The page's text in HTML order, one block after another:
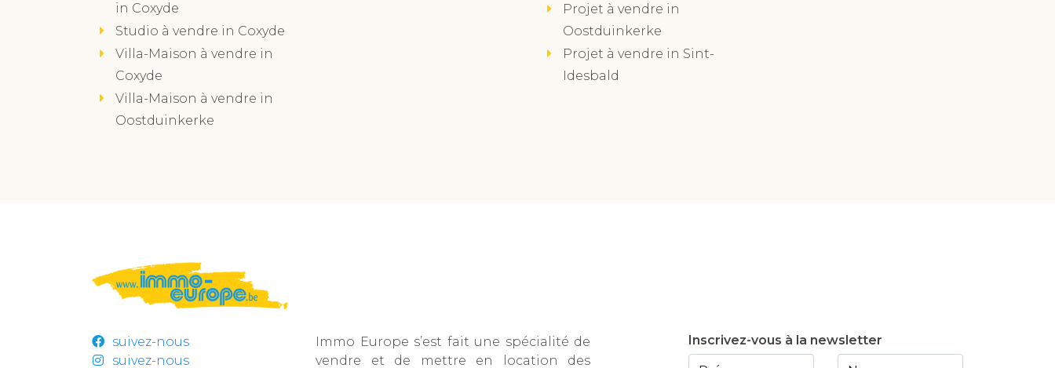
in Coxyde
Studio à vendre in Coxyde
Villa-Maison à vendre in
Coxyde
Villa-Maison à vendre in
Oostduinkerke
Projet à vendre in
Oostduinkerke
Projet à vendre in Sint-
Idesbald
suivez-nous
suivez-nous
Immo Europe s’est fait une spécialité de
vendre et de mettre en location des
Inscrivez-vous à la newsletter